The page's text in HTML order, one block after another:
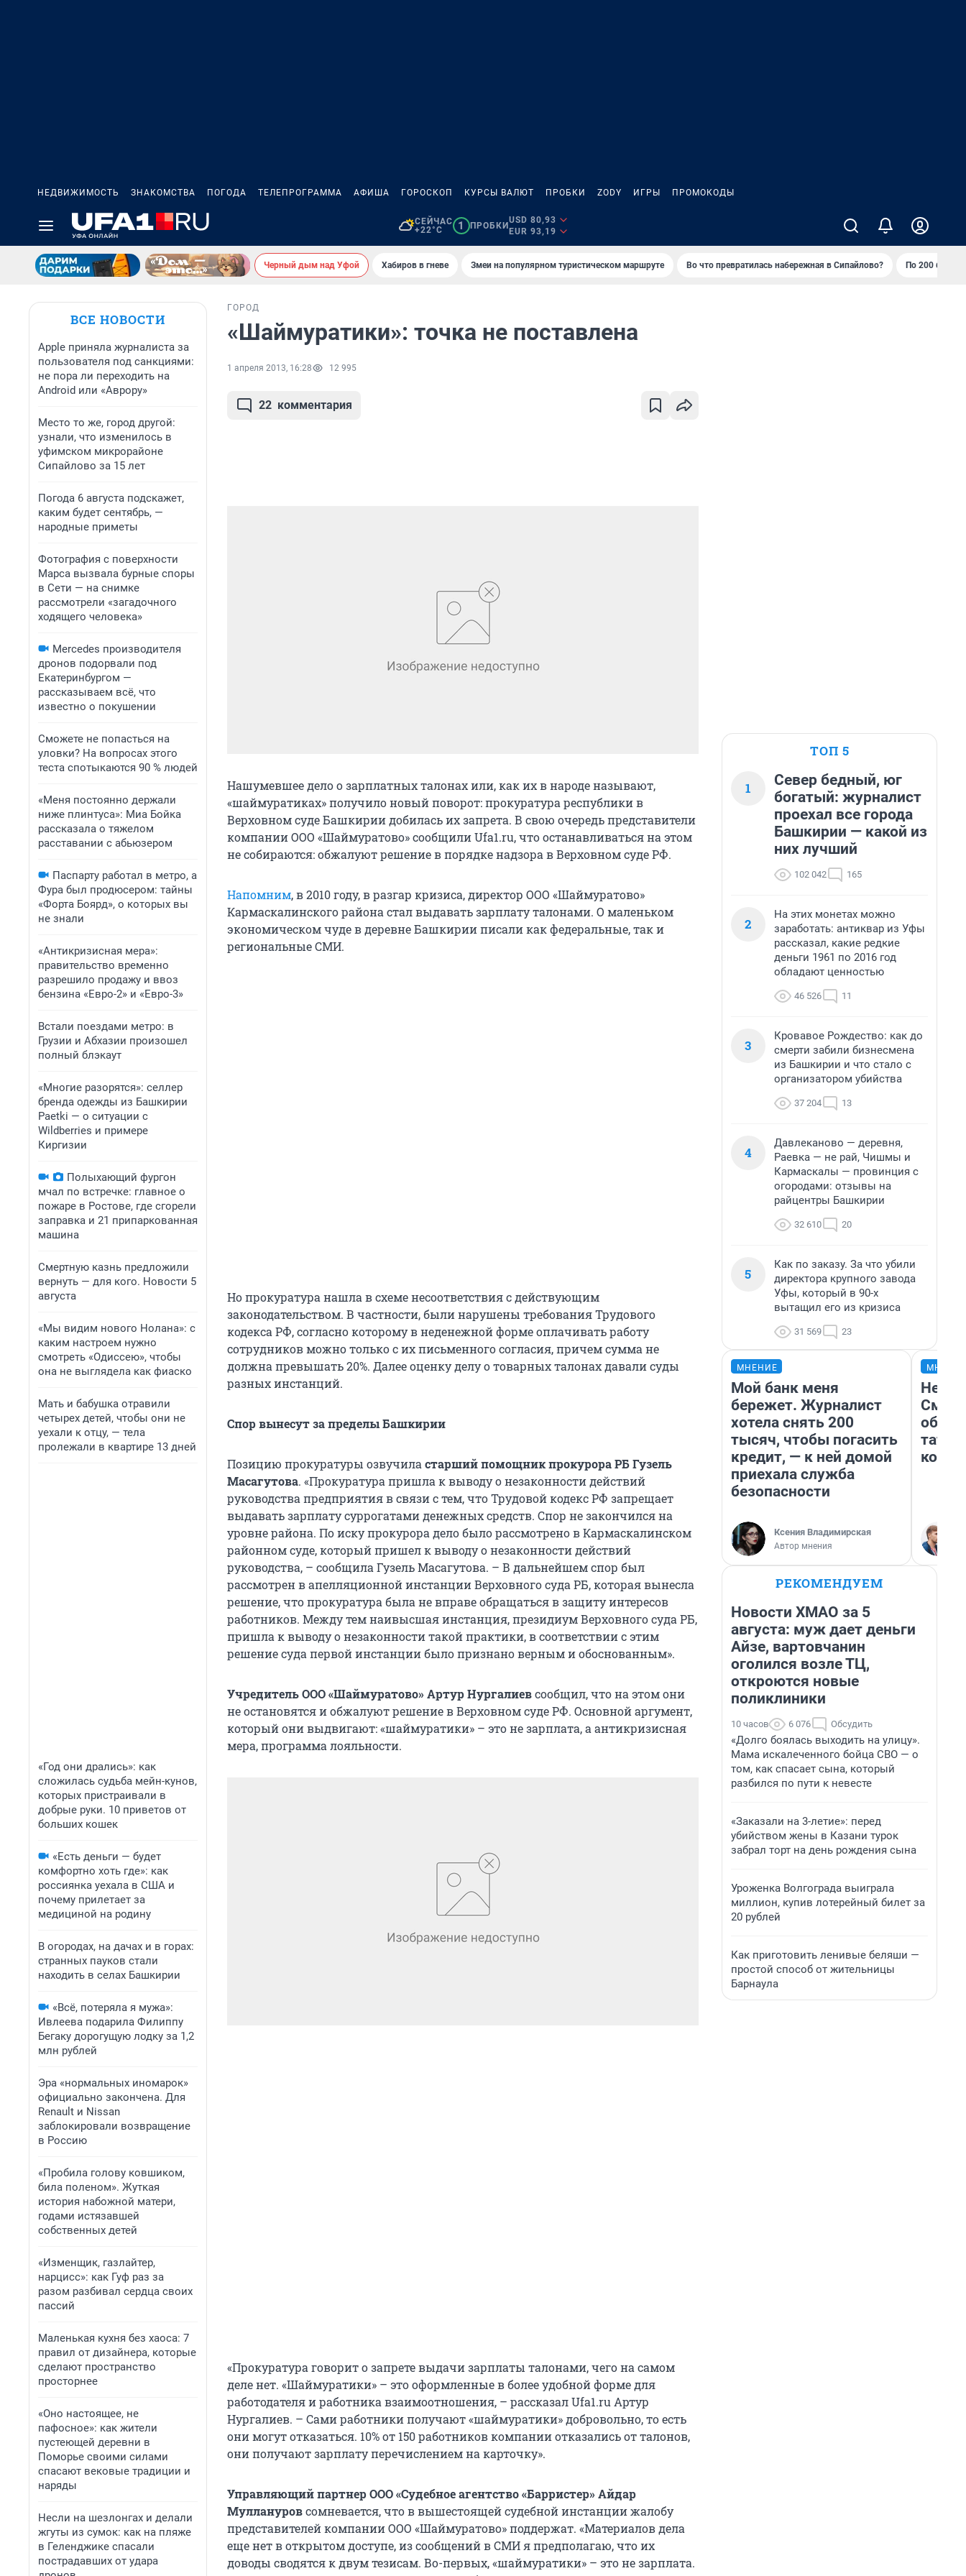
НЕДВИЖИМОСТЬ ЗНАКОМСТВА ПОГОДА ТЕЛЕПРОГРАММА АФИША ГОРОСКОП КУРСЫ ВАЛЮТ ПРОБКИ ZODY ИГРЫ ПРОМОКОДЫ
СЕЙЧАС
+22°C
1 ПРОБКИ
USD 80,93
EUR 93,19
Черный дым над Уфой Хабиров в гневе Змеи на популярном туристическом маршруте Во что превратилась набережная в Сипайлово? По 200
ВСЕ НОВОСТИ
Apple приняла журналиста за
пользователя под санкциями:
не пора ли переходить на
Android или «Аврору»
Место то же, город другой:
узнали, что изменилось в
уфимском микрорайоне
Сипайлово за 15 лет
Погода 6 августа подскажет,
каким будет сентябрь, —
народные приметы
Фотография с поверхности
Марса вызвала бурные споры
в Сети — на снимке
рассмотрели «загадочного
ходящего человека»
Mercedes производителя
дронов подорвали под
Екатеринбургом —
рассказываем всё, что
известно о покушении
Сможете не попасться на
уловки? На вопросах этого
теста спотыкаются 90 % людей
«Меня постоянно держали
ниже плинтуса»: Миа Бойка
рассказала о тяжелом
расставании с абьюзером
Паспарту работал в метро, а
Фура был продюсером: тайны
«Форта Боярд», о которых вы
не знали
«Антикризисная мера»:
правительство временно
разрешило продажу и ввоз
бензина «Евро-2» и «Евро-3»
Встали поездами метро: в
Грузии и Абхазии произошел
полный блэкаут
«Многие разорятся»: селлер
бренда одежды из Башкирии
Paetki — о ситуации с
Wildberries и примере
Киргизии
Полыхающий фургон
мчал по встречке: главное о
пожаре в Ростове, где сгорели
заправка и 21 припаркованная
машина
Смертную казнь предложили
вернуть — для кого. Новости 5
августа
«Мы видим нового Нолана»: с
каким настроем нужно
смотреть «Одиссею», чтобы
она не выглядела как фиаско
Мать и бабушка отравили
четырех детей, чтобы они не
уехали к отцу, — тела
пролежали в квартире 13 дней
«Год они дрались»: как
сложилась судьба мейн-кунов,
которых пристраивали в
добрые руки. 10 приветов от
больших кошек
«Есть деньги — будет
комфортно хоть где»: как
россиянка уехала в США и
почему прилетает за
медициной на родину
В огородах, на дачах и в горах:
странных пауков стали
находить в селах Башкирии
«Всё, потеряла я мужа»:
Ивлеева подарила Филиппу
Бегаку дорогущую лодку за 1,2
млн рублей
Эра «нормальных иномарок»
официально закончена. Для
Renault и Nissan
заблокировали возвращение
в Россию
«Пробила голову ковшиком,
била поленом». Жуткая
история набожной матери,
годами истязавшей
собственных детей
«Изменщик, газлайтер,
нарцисс»: как Гуф раз за
разом разбивал сердца своих
пассий
Маленькая кухня без хаоса: 7
правил от дизайнера, которые
сделают пространство
просторнее
«Оно настоящее, не
пафосное»: как жители
пустеющей деревни в
Поморье своими силами
спасают вековые традиции и
наряды
Несли на шезлонгах и делали
жгуты из сумок: как на пляже
в Геленджике спасали
пострадавших от удара
ГОРОД
«Шаймуратики»: точка не поставлена
1 апреля 2013, 16:28 12 995
22 комментария
Нашумевшее дело о зарплатных талонах или, как их в народе называют,
«шаймуратиках» получило новый поворот: прокуратура республики в
Верховном суде Башкирии добилась их запрета. В свою очередь представители
компании ООО «Шаймуратово» сообщили Ufa1.ru, что останавливаться на этом
не собираются: обжалуют решение в порядке надзора в Верховном суде РФ.
Напомним, в 2010 году, в разгар кризиса, директор ООО «Шаймуратово»
Кармаскалинского района стал выдавать зарплату талонами. О маленьком
экономическом чуде в деревне Башкирии писали как федеральные, так и
региональные СМИ.
Но прокуратура нашла в схеме несоответствия с действующим
законодательством. В частности, были нарушены требования Трудового
кодекса РФ, согласно которому в неденежной форме оплачивать работу
сотрудников можно только с их письменного согласия, причем сумма не
должна превышать 20%. Далее оценку делу о товарных талонах давали суды
разных инстанций.
Спор вынесут за пределы Башкирии
Позицию прокуратуры озвучила старший помощник прокурора РБ Гузель
Масагутова. «Прокуратура пришла к выводу о незаконности действий
руководства предприятия в связи с тем, что Трудовой кодекс РФ запрещает
выдавать зарплату суррогатами денежных средств. Спор не закончился на
уровне района. По иску прокурора дело было рассмотрено в Кармаскалинском
районном суде, который пришел к выводу о незаконности действий
руководства, – сообщила Гузель Масагутова. – В дальнейшем спор был
рассмотрен в апелляционной инстанции Верховного суда РБ, которая вынесла
решение, что прокуратура была не вправе обращаться в защиту интересов
работников. Между тем наивысшая инстанция, президиум Верховного суда РБ,
пришла к выводу о незаконности такой практики, в соответствии с этим
решение суда первой инстанции было признано верным и обоснованным».
Учредитель ООО «Шаймуратово» Артур Нургалиевсообщил, что на этом они
не остановятся и обжалуют решение в Верховном суде РФ. Основной аргумент,
который они выдвигают: «шаймуратики» – это не зарплата, а антикризисная
мера, программа лояльности.
«Прокуратура говорит о запрете выдачи зарплаты талонами, чего на самом
деле нет. «Шаймуратики» – это оформленные в более удобной форме для
работодателя и работника взаимоотношения, – рассказал Ufa1.ru Артур
Нургалиев. – Сами работники получают «шаймуратики» добровольно, то есть
они могут отказаться. 10% от 150 работников компании отказались от талонов,
они получают зарплату перечислением на карточку».
Управляющий партнер ООО «Судебное агентство «Барристер» Айдар
Муллануровсомневается, что в вышестоящей судебной инстанции жалобу
представителей компании ООО «Шаймуратово» поддержат. «Материалов дела
еще нет в открытом доступе, из сообщений в СМИ я предполагаю, что их
доводы сводятся к двум тезисам. Во-первых, «шаймуратики» – это не зарплата.
ТОП 5
1
Север бедный, юг
богатый: журналист
проехал все города
Башкирии — какой из
них лучший
102 042 165
2
На этих монетах можно
заработать: антиквар из Уфы
рассказал, какие редкие
деньги 1961 по 2016 год
обладают ценностью
46 526 11
3
Кровавое Рождество: как до
смерти забили бизнесмена
из Башкирии и что стало с
организатором убийства
37 204 13
4
Давлеканово — деревня,
Раевка — не рай, Чишмы и
Кармаскалы — провинция с
огородами: отзывы на
райцентры Башкирии
32 610 20
5
Как по заказу. За что убили
директора крупного завода
Уфы, который в 90-х
вытащил его из кризиса
31 569 23
МНЕНИЕ
Мой банк меня
бережет. Журналист
хотела снять 200
тысяч, чтобы погасить
кредит, — к ней домой
приехала служба
безопасности
Ксения Владимирская
Автор мнения
РЕКОМЕНДУЕМ
Новости ХМАО за 5
августа: муж дает деньги
Айзе, вартовчанин
оголился возле ТЦ,
откроются новые
поликлиники
10 часов 6 076 Обсудить
«Долго боялась выходить на улицу».
Мама искалеченного бойца СВО — о
том, как спасает сына, который
разбился по пути к невесте
«Заказали на 3-летие»: перед
убийством жены в Казани турок
забрал торт на день рождения сына
Уроженка Волгограда выиграла
миллион, купив лотерейный билет за
20 рублей
Как приготовить ленивые беляши —
простой способ от жительницы
Барнаула